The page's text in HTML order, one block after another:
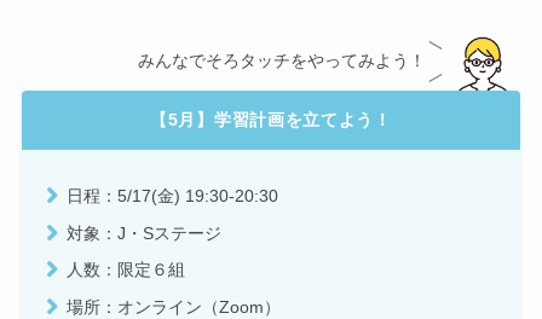
みんなでそろタッチをやってみよう！
【5月】学習計画を立てよう！
日程：5/17(金) 19:30-20:30
対象：J・Sステージ
人数：限定６組
場所：オンライン（Zoom）